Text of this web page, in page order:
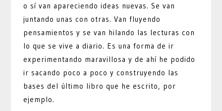
o sí van apareciendo ideas nuevas. Se van
juntando unas con otras. Van fluyendo
pensamientos y se van hilando las lecturas con
lo que se vive a diario. Es una forma de ir
experimentando maravillosa y de ahí he podido
ir sacando poco a poco y construyendo las
bases del último libro que he escrito, por
ejemplo.